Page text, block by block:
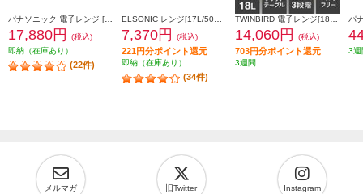
17,880円
(税込)
即納（在庫あり）
(22件)
7,370円 (税込)
221円分ポイント還元
即納（在庫あり）
(34件)
14,060円 (税込)
703円分ポイント還元
3週間
3週
メルマガ 旧Twitter Instagram